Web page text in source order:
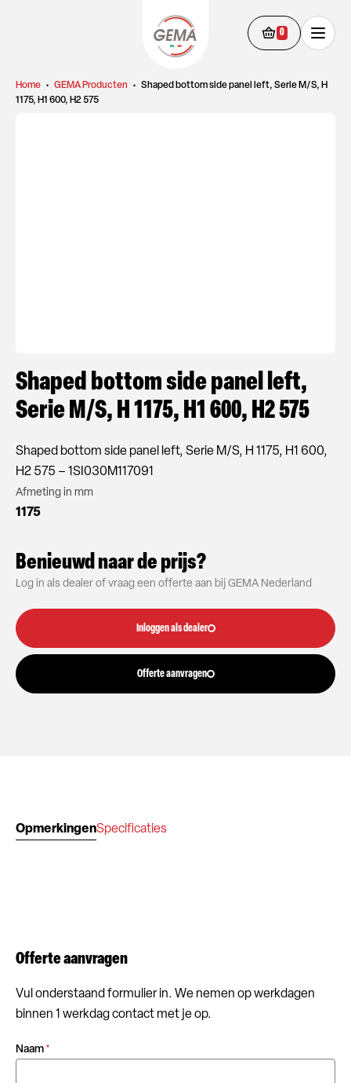
0
Home • GEMA Producten • Shaped bottom side panel left, Serie M/S, H
1175, H1 600, H2 575
Shaped bottom side panel left,
Serie M/S, H 1175, H1 600, H2 575
Shaped bottom side panel left, Serie M/S, H 1175, H1 600,
H2 575 – 1SI030M117091
Afmeting in mm
1175
Benieuwd naar de prijs?
Log in als dealer of vraag een offerte aan bij GEMA Nederland
Inloggen als dealer
Offerte aanvragen
OpmerkingenSpecificaties
Offerte aanvragen
Vul onderstaand formulier in. We nemen op werkdagen
binnen 1 werkdag contact met je op.
Naam *